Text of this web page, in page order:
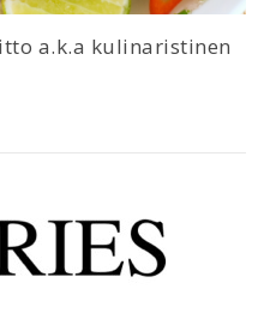
a.k.a kulinaristinen